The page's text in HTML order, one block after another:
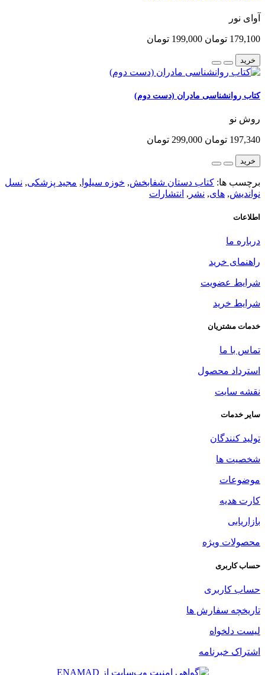
آوای نور
179,100 تومان 199,000 تومان
خرید
کتاب روانشناسی مادران (دست دوم)
روش نو
197,340 تومان 299,000 تومان
خرید
برچسب ها: کتاب دستان شفابخش, خوزه سیلوا , مجید پزشکی, نسل
نواندیش, های, نشر , انتشارات
اطلاعات
درباره ما
راهنمای خرید
شرایط عضویت
شرایط خرید
خدمات مشتریان
تماس با ما
استرداد محصول
نقشه سایت
سایر خدمات
تولید کنندگان
شخصیت ها
موضوعات
کارت هدیه
بازاریابی
محصولات ویژه
حساب کاربری
حساب کاربری
تاریخچه سفارش ها
لیست دلخواه
اشتراک خبرنامه